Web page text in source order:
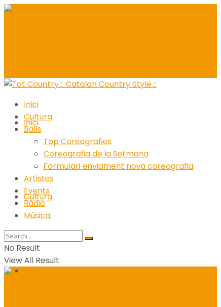
Inici
Cultura
Inici
Cultura
Balls
Top Coreografies
Coreografia de la Setmana
Formulari enviament nova coreografia
Artistes
Events
Ràdio
Música
No Result
View All Result